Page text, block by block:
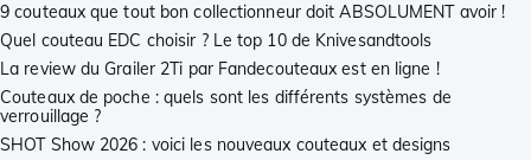
9 couteaux que tout bon collectionneur doit ABSOLUMENT avoir !
Quel couteau EDC choisir ? Le top 10 de Knivesandtools
La review du Grailer 2Ti par Fandecouteaux est en ligne !
Couteaux de poche : quels sont les différents systèmes de
verrouillage ?
SHOT Show 2026 : voici les nouveaux couteaux et designs